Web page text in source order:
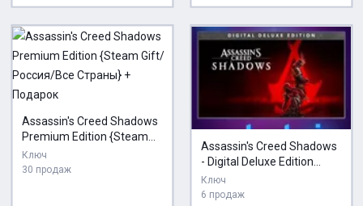
Assassin's Creed Shadows
Premium Edition {Steam
Gift/Россия/Все Страны}
+ Подарок
Ключ
30 продаж
Assassin's Creed Shadows
- Digital Deluxe Edition
{Steam Gift/Россия/Все
Страны} + Подарок
Ключ
6 продаж